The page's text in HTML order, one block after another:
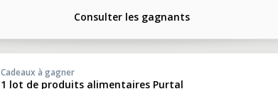
Consulter les gagnants
Cadeaux à gagner
1 lot de produits alimentaires Purtal